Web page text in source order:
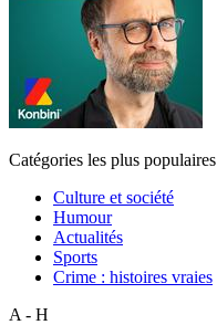
Catégories les plus populaires
Culture et société
Humour
Actualités
Sports
Crime : histoires vraies
A - H